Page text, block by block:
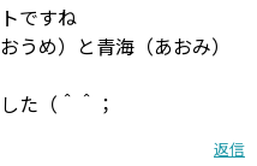
ですね
うめ）と青海（あおみ）
た（＾＾；
返信